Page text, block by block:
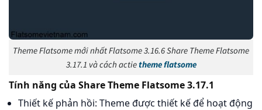
Theme Flatsome mới nhất Flatsome 3.16.6 Share Theme Flatsome
3.17.1 và cách actietheme flatsome
Tính năng của Share Theme Flatsome 3.17.1
Thiết kế phản hồi: Theme được thiết kế để hoạt động